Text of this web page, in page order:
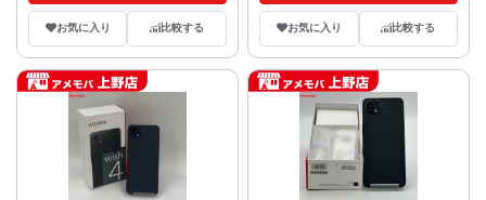
お気に入り 比較する お気に入り 比較する